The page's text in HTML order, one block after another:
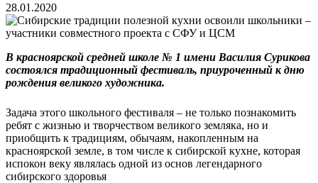
28.01.2020
В красноярской средней школе № 1 имени Василия Сурикова
состоялся традиционный фестиваль, приуроченный к дню
рождения великого художника.
Задача этого школьного фестиваля – не только познакомить
ребят с жизнью и творчеством великого земляка, но и
приобщить к традициям, обычаям, накопленным на
красноярской земле, в том числе к сибирской кухне, которая
испокон веку являлась одной из основ легендарного
сибирского здоровья